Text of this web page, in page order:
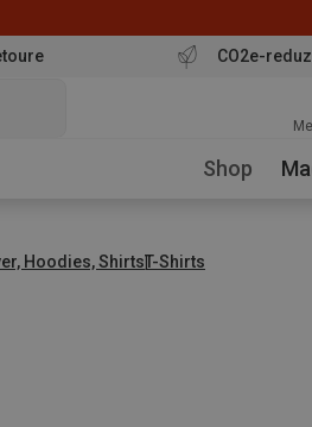
CO2e-
Shop
Hoodies, ShirtsT-Shirts